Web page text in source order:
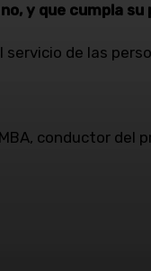
y que cumpla
de las
conductor del